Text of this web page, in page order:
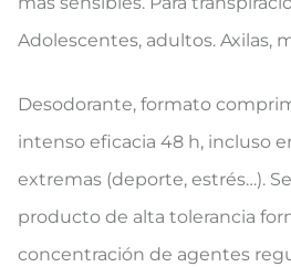
Adolescentes, adultos. Axilas,
Desodorante, formato
intenso eficacia 48 h, incluso
extremas (deporte, estrés…).
producto de alta tolerancia
concentración de agentes